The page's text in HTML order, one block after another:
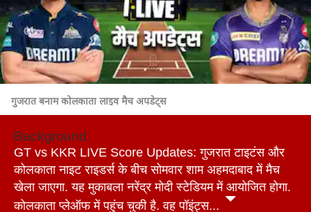
गुजरात बनाम कोलकाता लाइव मैच अपडेट्स
Background
GT vs KKR LIVE Score Updates: गुजरात टाइटंस और
कोलकाता नाइट राइडर्स के बीच सोमवार शाम अहमदाबाद में मैच
खेला जाएगा. यह मुकाबला नरेंद्र मोदी स्टेडियम में आयोजित होगा.
कोलकाता प्लेऑफ में पहुंच चुकी है. वह पॉइंट्स...